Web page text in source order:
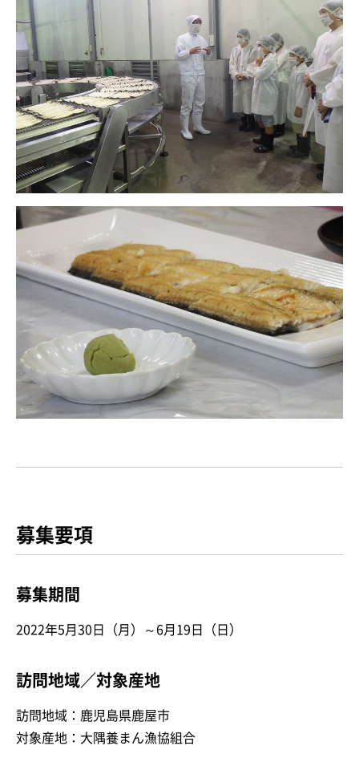
募集要項
募集期間
2022年5月30日（月）～6月19日（日）
訪問地域／対象産地
訪問地域：鹿児島県鹿屋市
対象産地：大隅養まん漁協組合